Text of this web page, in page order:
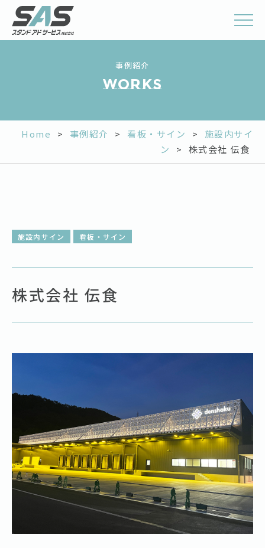
事例紹介
works
Home > 事例紹介 > 看板・サイン >
施設内サイ
ン
> 株式会社 伝食
施設内サイン 看板・サイン
株式会社 伝食